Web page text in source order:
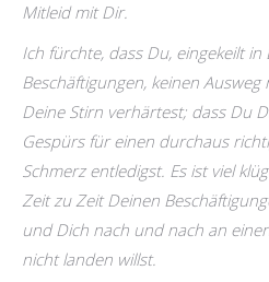
Mitleid mit Dir.
Ich fürchte, dass Du, eingekeilt in
Beschäftigungen, keinen
Deine Stirn verhärtest; dass Du
Gespürs für einen durchaus
Schmerz entledigst. Es ist viel
Zeit zu Zeit Deinen
und Dich nach und nach an
nicht landen willst.